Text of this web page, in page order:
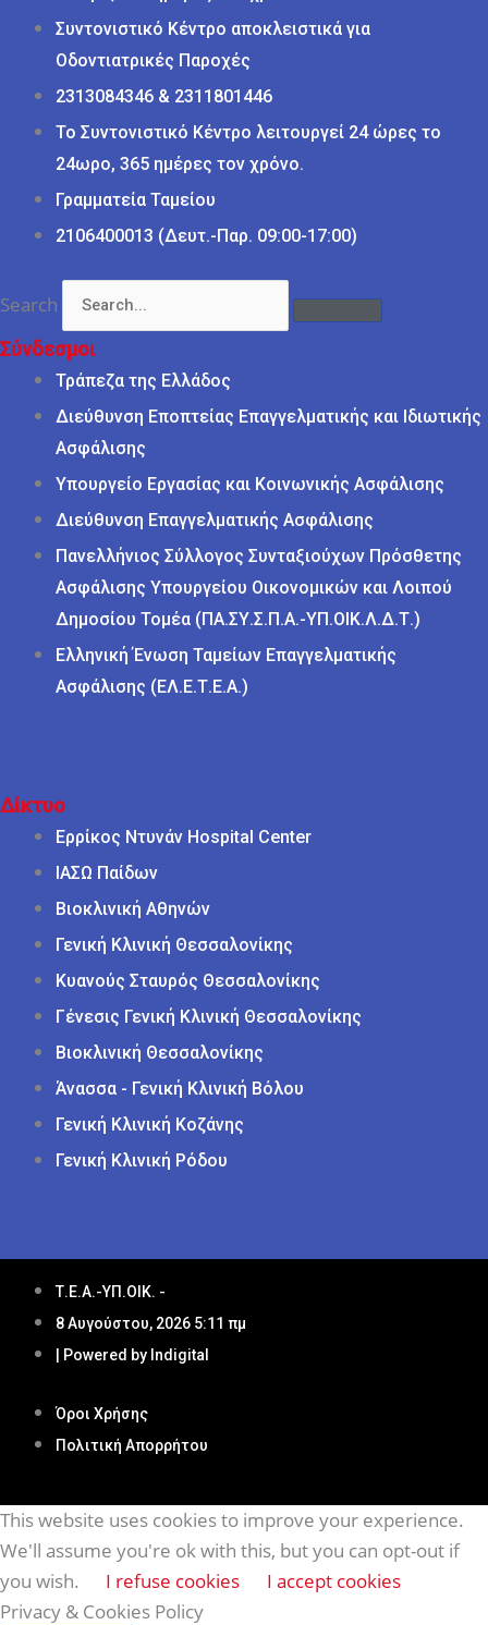
Συντονιστικό Κέντρο αποκλειστικά για
Οδοντιατρικές Παροχές
2313084346 & 2311801446
Το Συντονιστικό Κέντρο λειτουργεί 24 ώρες το
24ωρο, 365 ημέρες τον χρόνο.
Γραμματεία Ταμείου
2106400013 (Δευτ.-Παρ. 09:00-17:00)
Search
Σύνδεσμοι
Τράπεζα της Ελλάδος
Διεύθυνση Εποπτείας Επαγγελματικής και Ιδιωτικής
Ασφάλισης
Υπουργείο Εργασίας και Κοινωνικής Ασφάλισης
Διεύθυνση Επαγγελματικής Ασφάλισης
Πανελλήνιος Σύλλογος Συνταξιούχων Πρόσθετης
Ασφάλισης Υπουργείου Οικονομικών και Λοιπού
Δημοσίου Τομέα (ΠΑ.ΣΥ.Σ.Π.Α.-ΥΠ.ΟΙΚ.Λ.Δ.Τ.)
Ελληνική Ένωση Ταμείων Επαγγελματικής
Ασφάλισης (ΕΛ.Ε.Τ.Ε.Α.)
Δίκτυο
Ερρίκος Ντυνάν Hospital Center
ΙΑΣΩ Παίδων
Βιοκλινική Αθηνών
Γενική Κλινική Θεσσαλονίκης
Κυανούς Σταυρός Θεσσαλονίκης
Γένεσις Γενική Κλινική Θεσσαλονίκης
Βιοκλινική Θεσσαλονίκης
Άνασσα - Γενική Κλινική Βόλου
Γενική Κλινική Κοζάνης
Γενική Κλινική Ρόδου
Τ.Ε.Α.-ΥΠ.ΟΙΚ. -
8 Αυγούστου, 2026 5:11 πμ
| Powered by Indigital
Όροι Χρήσης
Πολιτική Απορρήτου
This website uses cookies to improve your experience.
We'll assume you're ok with this, but you can opt-out if
you wish.
I refuse cookies
I accept cookies
Privacy & Cookies Policy